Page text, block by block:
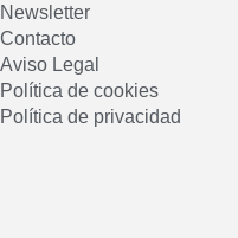
Newsletter
Contacto
Aviso Legal
Política de cookies
Política de privacidad